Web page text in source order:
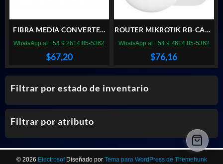
Filtrar por estado de inventario
Filtrar por atributo
FIBRA MEDIA CONVERTER
GLC-MC-003
$67,20
WhatsApp al +54 9 2614 85-5362
ROUTER MIKROTIK RB-CAPL
2nD
$76,16
WhatsApp al +54 9 2614 85-5362
© 2026 Electrosof Diseñado por Tema para WordPress de Themehunk